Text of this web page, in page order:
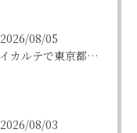
2026/08/05
バイカルテで東京都中央区銀座のエイジングケア悩みを解決する方法と正規品選びのポイント
2026/08/03